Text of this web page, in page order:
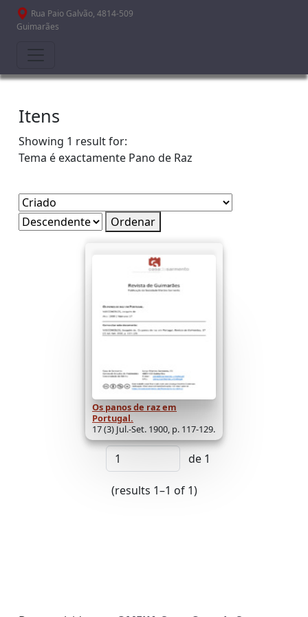
Passar para o conteúdo principal
Rua Paio Galvão, 4814-509
Guimarães
Itens
Showing 1 result for:
Tema é exactamente Pano de Raz
Ordenar
Os panos de raz em
Portugal.
17 (3) Jul.-Set. 1900, p. 117-129.
de 1
(results 1–1 of 1)